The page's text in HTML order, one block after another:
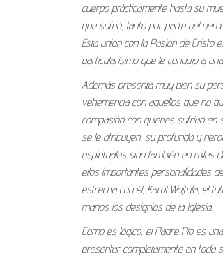
cuerpo prácticamente hasta su
que sufrió, tanto por parte del
Esta unión con la Pasión de Cristo
particularísimo que le condujo a
Además presenta muy bien su
vehemencia con aquellos que no
compasión con quienes sufrían en
se le atribuyen, su profunda y
espirituales sino también en miles
ellos importantes personalidades
estrecha con él, Karol Wojtyla, el
manos los designios de la Iglesia.
Como es lógico, el Padre Pío es
presentar completamente en toda